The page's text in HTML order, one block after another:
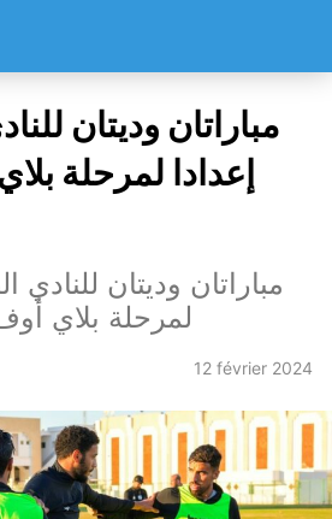
مباراتان وديتان
إعدادا لمرحلة
مباراتان وديتان
لمرحلة بلاي
12 février 2024